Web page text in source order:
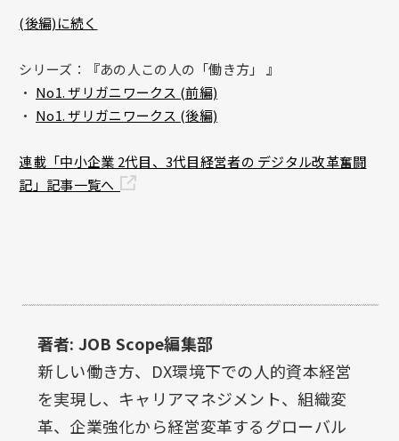
(後編)に続く
シリーズ：『あの人この人の「働き方」
』
・ No1. ザリガニワークス (前編)
・ No1. ザリガニワークス (後編)
連載「中小企業 2代目、3代目経営者の デジタル改革奮闘
記」記事一覧へ
著者: JOB Scope編集部
新しい働き方、DX環境下での人的資本経営
を実現し、キャリアマネジメント、組織変
革、企業強化から経営変革するグローバル